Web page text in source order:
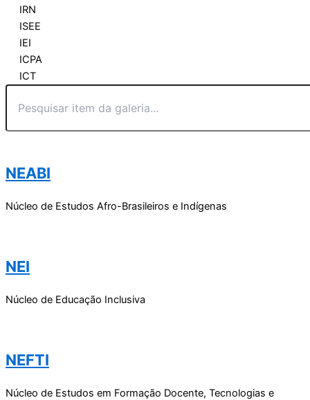
IRN
ISEE
IEI
ICPA
ICT
NEABI
Núcleo de Estudos Afro-Brasileiros e Indígenas
NEI
Núcleo de Educação Inclusiva
NEFTI
Núcleo de Estudos em Formação Docente, Tecnologias e